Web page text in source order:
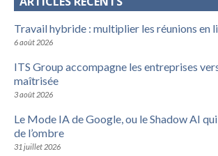
Travail hybride : multiplier les réunions en
6 août 2026
ITS Group accompagne les entreprises
maîtrisée
3 août 2026
Le Mode IA de Google, ou le Shadow AI qui
de l’ombre
31 juillet 2026